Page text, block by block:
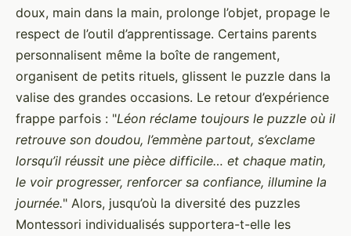
doux, main dans la main, prolonge l’objet, propage le
respect de l’outil d’apprentissage. Certains parents
personnalisent même la boîte de rangement,
organisent de petits rituels, glissent le puzzle dans la
valise des grandes occasions. Le retour d’expérience
frappe parfois : "Léon réclame toujours le puzzle où il
retrouve son doudou, l’emmène partout, s’exclame
lorsqu’il réussit une pièce difficile… et chaque matin,
le voir progresser, renforcer sa confiance, illumine la
journée." Alors, jusqu’où la diversité des puzzles
Montessori individualisés supportera-t-elle les